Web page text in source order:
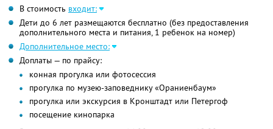
В стоимость входит:
Дети до 6 лет размещаются бесплатно (без предоставления
дополнительного места и питания, 1 ребенок на номер)
Дополнительное место:
Доплаты — по прайсу:
конная прогулка или фотосессия
прогулка по музею-заповеднику «Ораниенбаум»
прогулка или экскурсия в Кронштадт или Петергоф
посещение кинопарка